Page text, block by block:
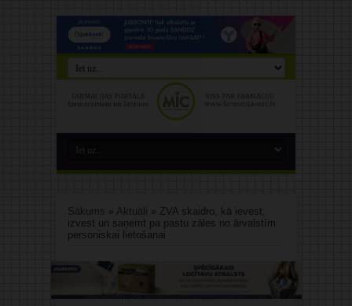
Sākums » Aktuāli » ZVA skaidro, kā ievest,
izvest un saņemt pa pastu zāles no ārvalstīm
personiskai lietošanai